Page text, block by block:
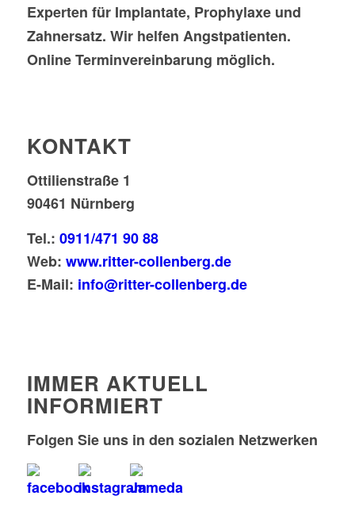
Experten für Implantate, Prophylaxe und
Zahnersatz. Wir helfen Angstpatienten.
Online Terminvereinbarung möglich.
KONTAKT
Ottilienstraße 1
90461 Nürnberg
Tel.: 0911/471 90 88
Web: www.ritter-collenberg.de
E-Mail: info@ritter-collenberg.de
IMMER AKTUELL
INFORMIERT
Folgen Sie uns in den sozialen Netzwerken